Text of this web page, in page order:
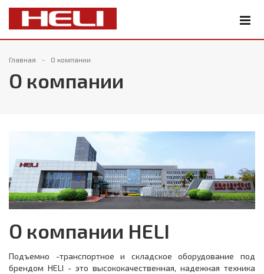
Главная О компании
О компании
О компании HELI
Подъемно -транспортное и складское оборудование под
брендом HELI - это высококачественная, надежная техника